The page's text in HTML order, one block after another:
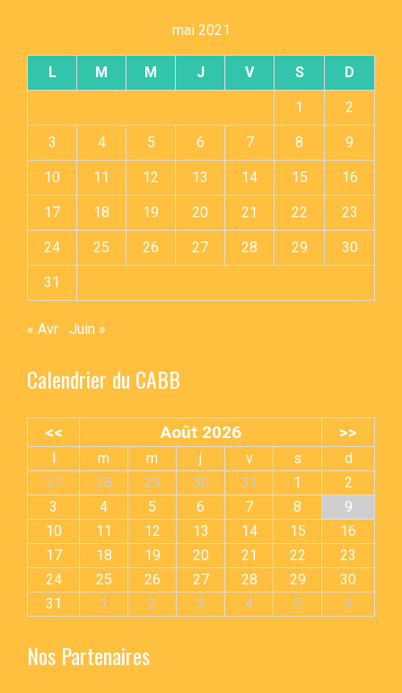
mai 2021
L M M J V S D
1 2
3 4 5 6 7 8 9
10 11 12 13 14 15 16
17 18 19 20 21 22 23
24 25 26 27 28 29 30
31
« Avr Juin »
Calendrier du CABB
<< Août 2026 >>
l m m j v s
d
27
28 29 30 31 1
2
3
4 5 6 7 8
9
10
11 12 13 14 15
16
17
18 19 20 21 22
23
24
25 26 27 28 29
30
31
1 2 3 4 5 6
Nos Partenaires